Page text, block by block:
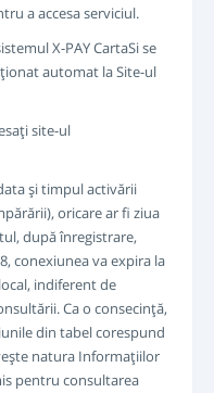
a accesa serviciul.
X-PAY CartaSi se
automat la Site-ul
site-ul
şi timpul activării
oricare ar fi ziua
după înregistrare,
conexiunea va expira la
indiferent de
Ca o consecinţă,
din tabel corespund
natura Informaţiilor
pentru consultarea